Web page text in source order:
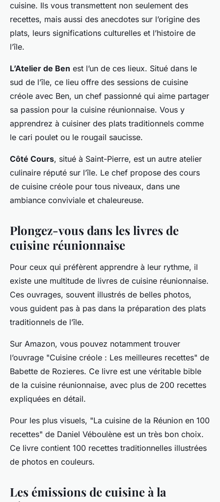
cuisine. Ils vous transmettent non seulement des
recettes, mais aussi des anecdotes sur l’origine des
plats, leurs significations culturelles et l’histoire de
l’île.
L’Atelier de Ben est l’un de ces lieux. Situé dans le
sud de l’île, ce lieu offre des sessions de cuisine
créole avec Ben, un chef passionné qui aime partager
sa passion pour la cuisine réunionnaise. Vous y
apprendrez à cuisiner des plats traditionnels comme
le cari poulet ou le rougail saucisse.
Côté Cours, situé à Saint-Pierre, est un autre atelier
culinaire réputé sur l’île. Le chef propose des cours
de cuisine créole pour tous niveaux, dans une
ambiance conviviale et chaleureuse.
Plongez-vous dans les livres de
cuisine réunionnaise
Pour ceux qui préfèrent apprendre à leur rythme, il
existe une multitude de livres de cuisine réunionnaise.
Ces ouvrages, souvent illustrés de belles photos,
vous guident pas à pas dans la préparation des plats
traditionnels de l’île.
Sur Amazon, vous pouvez notamment trouver
l’ouvrage "Cuisine créole : Les meilleures recettes" de
Babette de Rozieres. Ce livre est une véritable bible
de la cuisine réunionnaise, avec plus de 200 recettes
expliquées en détail.
Pour les plus visuels, "La cuisine de la Réunion en 100
recettes" de Daniel Véboulène est un très bon choix.
Ce livre contient 100 recettes traditionnelles illustrées
de photos en couleurs.
Les émissions de cuisine à la